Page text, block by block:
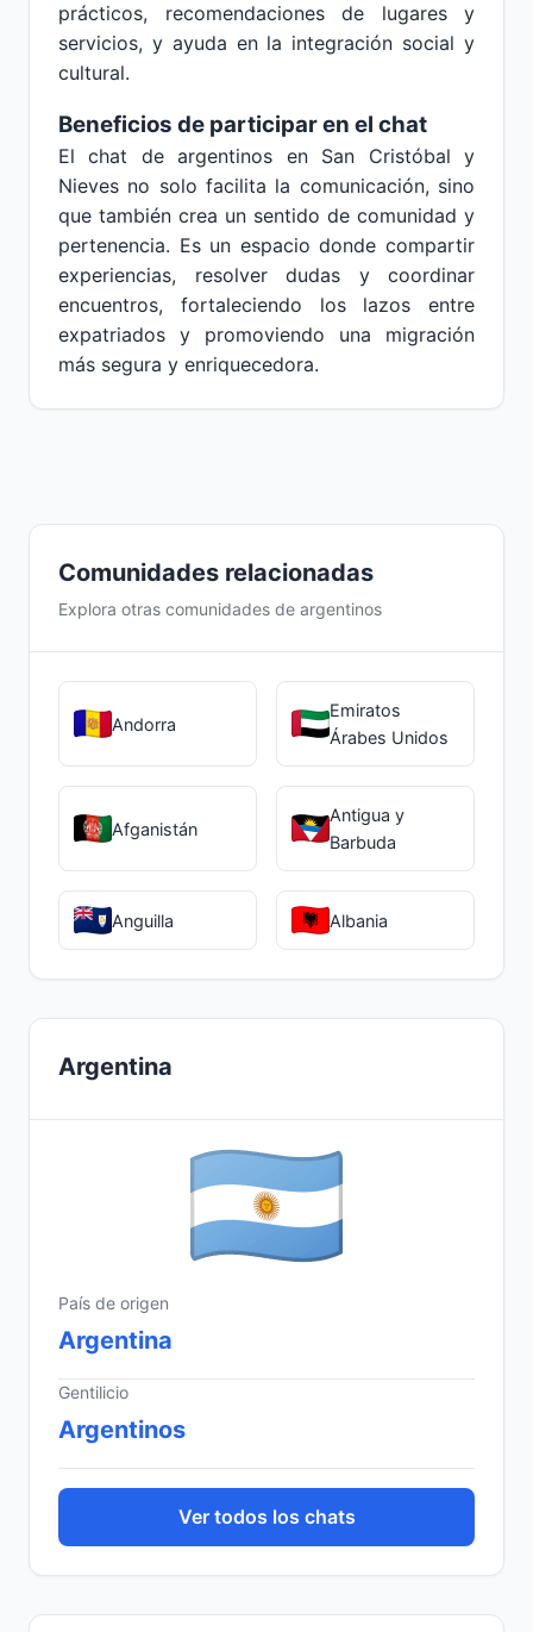
prácticos, recomendaciones de lugares y
servicios, y ayuda en la integración social y
cultural.
Beneficios de participar en el chat
El chat de argentinos en San Cristóbal y
Nieves no solo facilita la comunicación, sino
que también crea un sentido de comunidad y
pertenencia. Es un espacio donde compartir
experiencias, resolver dudas y coordinar
encuentros, fortaleciendo los lazos entre
expatriados y promoviendo una migración
más segura y enriquecedora.
Comunidades relacionadas
Explora otras comunidades de argentinos
Andorra
Emiratos
Árabes Unidos
Afganistán
Antigua y
Barbuda
Anguilla Albania
Argentina
País de origen
Argentina
Gentilicio
Argentinos
Ver todos los chats